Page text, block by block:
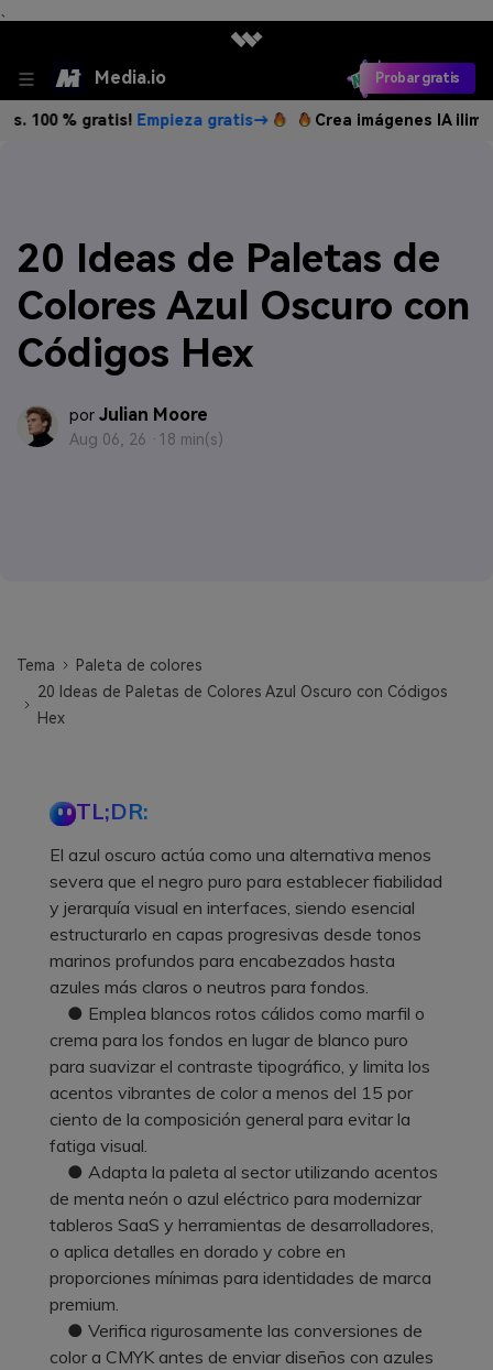
、
Media.io Probar gratis
gratis!Empieza gratis→ Crea imágenes IA ilimitadas.
20 Ideas de Paletas de
Colores Azul Oscuro con
Códigos Hex
por Julian Moore
Aug 06, 26 · 18 min(s)
Tema
Paleta de colores
20 Ideas de Paletas de Colores Azul Oscuro con Códigos
Hex
TL;DR:
El azul oscuro actúa como una alternativa menos
severa que el negro puro para establecer fiabilidad
y jerarquía visual en interfaces, siendo esencial
estructurarlo en capas progresivas desde tonos
marinos profundos para encabezados hasta
azules más claros o neutros para fondos.
● Emplea blancos rotos cálidos como marfil o
crema para los fondos en lugar de blanco puro
para suavizar el contraste tipográfico, y limita los
acentos vibrantes de color a menos del 15 por
ciento de la composición general para evitar la
fatiga visual.
● Adapta la paleta al sector utilizando acentos
de menta neón o azul eléctrico para modernizar
tableros SaaS y herramientas de desarrolladores,
o aplica detalles en dorado y cobre en
proporciones mínimas para identidades de marca
premium.
● Verifica rigurosamente las conversiones de
color a CMYK antes de enviar diseños con azules